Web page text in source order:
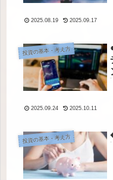
2025.08.19 2025.09.17
投資の基本・考え方
2025.09.24 2025.10.11
投資の基本・考え方